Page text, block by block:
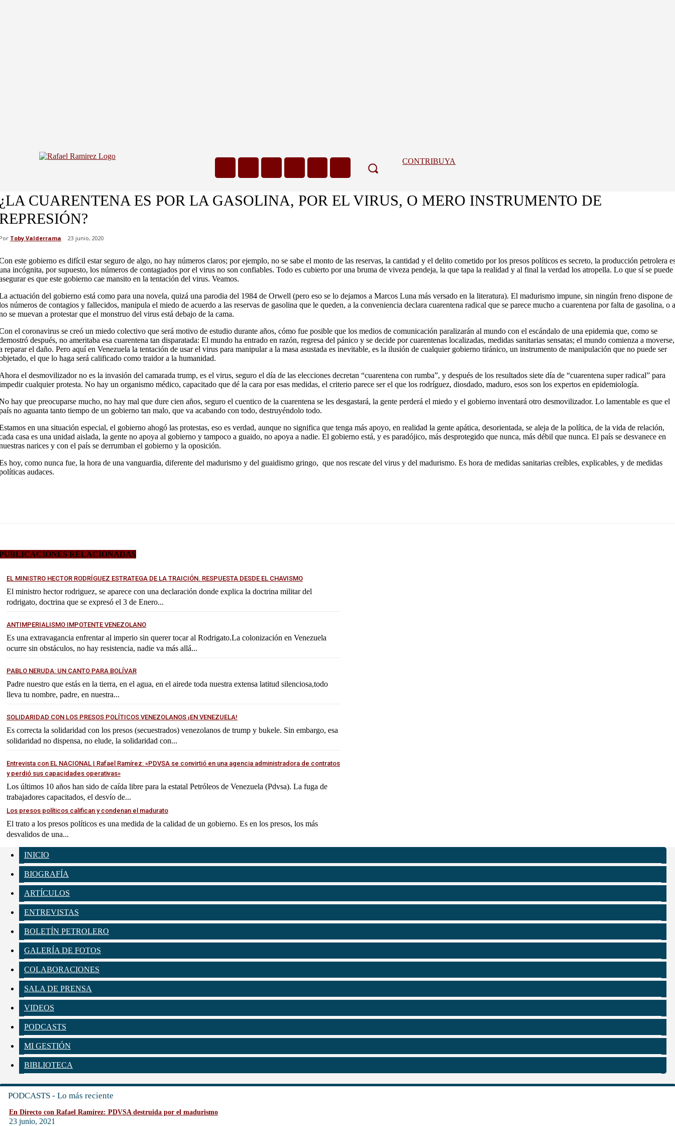
CONTRIBUYA
CUARENTENA ES POR LA GASOLINA, POR EL VIRUS, O MERO INSTRUMENTO DE
Toby Valderrama 23 junio, 2020
este gobierno es difícil estar seguro de algo, no hay números claros; por ejemplo, no se sabe el monto de las reservas, la cantidad y el delito cometido por los presos políticos es secreto, la producción petrolera
incógnita, por supuesto, los números de contagiados por el virus no son confiables. Todo es cubierto por una bruma de viveza pendeja, la que tapa la realidad y al final la verdad los atropella. Lo que sí se puede
es que este gobierno cae mansito en la tentación del virus. Veamos.
actuación del gobierno está como para una novela, quizá una parodia del 1984 de Orwell (pero eso se lo dejamos a Marcos Luna más versado en la literatura). El madurismo impune, sin ningún freno dispone de
números de contagios y fallecidos, manipula el miedo de acuerdo a las reservas de gasolina que le queden, a la conveniencia declara cuarentena radical que se parece mucho a cuarentena por falta de gasolina, o a
se muevan a protestar que el monstruo del virus está debajo de la cama.
el coronavirus se creó un miedo colectivo que será motivo de estudio durante años, cómo fue posible que los medios de comunicación paralizarán al mundo con el escándalo de una epidemia que, como se
después, no ameritaba esa cuarentena tan disparatada: El mundo ha entrado en razón, regresa del pánico y se decide por cuarentenas localizadas, medidas sanitarias sensatas; el mundo comienza a moverse,
reparar el daño. Pero aquí en Venezuela la tentación de usar el virus para manipular a la masa asustada es inevitable, es la ilusión de cualquier gobierno tiránico, un instrumento de manipulación que no puede ser
el que lo haga será calificado como traidor a la humanidad.
el desmovilizador no es la invasión del camarada trump, es el virus, seguro el día de las elecciones decretan “cuarentena con rumba”, y después de los resultados siete día de “cuarentena super radical” para
cualquier protesta. No hay un organismo médico, capacitado que dé la cara por esas medidas, el criterio parece ser el que los rodríguez, diosdado, maduro, esos son los expertos en epidemiología.
hay que preocuparse mucho, no hay mal que dure cien años, seguro el cuentico de la cuarentena se les desgastará, la gente perderá el miedo y el gobierno inventará otro desmovilizador. Lo lamentable es que el
no aguanta tanto tiempo de un gobierno tan malo, que va acabando con todo, destruyéndolo todo.
en una situación especial, el gobierno ahogó las protestas, eso es verdad, aunque no significa que tenga más apoyo, en realidad la gente apática, desorientada, se aleja de la política, de la vida de relación,
casa es una unidad aislada, la gente no apoya al gobierno y tampoco a guaido, no apoya a nadie. El gobierno está, y es paradójico, más desprotegido que nunca, más débil que nunca. El país se desvanece en
narices y con el país se derrumban el gobierno y la oposición.
hoy, como nunca fue, la hora de una vanguardia, diferente del madurismo y del guaidismo gringo, que nos rescate del virus y del madurismo. Es hora de medidas sanitarias creíbles, explicables, y de medidas
audaces.
RELACIONADAS
EL MINISTRO HECTOR RODRÍGUEZ ESTRATEGA DE LA TRAICIÓN. RESPUESTA DESDE EL CHAVISMO
El ministro hector rodriguez, se aparece con una declaración donde explica la doctrina militar del
rodrigato, doctrina que se expresó el 3 de Enero...
ANTIMPERIALISMO IMPOTENTE VENEZOLANO
Es una extravagancia enfrentar al imperio sin querer tocar al Rodrigato.La colonización en Venezuela
ocurre sin obstáculos, no hay resistencia, nadie va más allá...
PABLO NERUDA: UN CANTO PARA BOLÍVAR
Padre nuestro que estás en la tierra, en el agua, en el airede toda nuestra extensa latitud silenciosa,todo
lleva tu nombre, padre, en nuestra...
SOLIDARIDAD CON LOS PRESOS POLÍTICOS VENEZOLANOS ¡EN VENEZUELA!
Es correcta la solidaridad con los presos (secuestrados) venezolanos de trump y bukele. Sin embargo, esa
solidaridad no dispensa, no elude, la solidaridad con...
Entrevista con EL NACIONAL | Rafael Ramírez: «PDVSA se convirtió en una agencia administradora de contratos
y perdió sus capacidades operativas»
Los últimos 10 años han sido de caída libre para la estatal Petróleos de Venezuela (Pdvsa). La fuga de
trabajadores capacitados, el desvío de...
Los presos políticos califican y condenan el madurato
El trato a los presos políticos es una medida de la calidad de un gobierno. Es en los presos, los más
desvalidos de una...
INICIO
BIOGRAFÍA
ARTÍCULOS
ENTREVISTAS
BOLETÍN PETROLERO
GALERÍA DE FOTOS
COLABORACIONES
SALA DE PRENSA
VIDEOS
PODCASTS
MI GESTIÓN
BIBLIOTECA
PODCASTS - Lo más reciente
En Directo con Rafael Ramírez: PDVSA destruida por el madurismo
23 junio, 2021